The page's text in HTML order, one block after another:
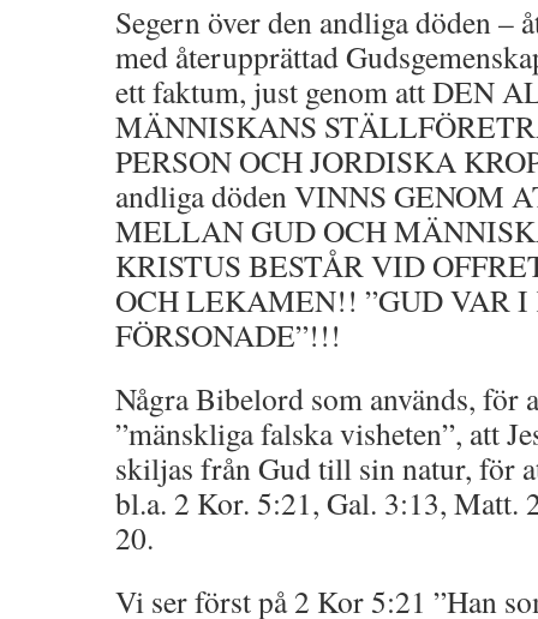
Segern över den andliga döden –
med återupprättad
ett faktum, just genom att DEN
MÄNNISKANS
PERSON OCH JORDISKA
andliga döden VINNS GENOM
MELLAN GUD OCH
KRISTUS BESTÅR VID
OCH LEKAMEN!! ”GUD VAR I
FÖRSONADE”!!!
Några Bibelord som används, för
”mänskliga falska visheten”, att
skiljas från Gud till sin natur, för
bl.a. 2 Kor. 5:21, Gal. 3:13, Matt.
20.
Vi ser först på 2 Kor 5:21 ”Han